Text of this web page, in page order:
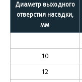
Диаметр выходного
отверстия насадки,
мм
10
12